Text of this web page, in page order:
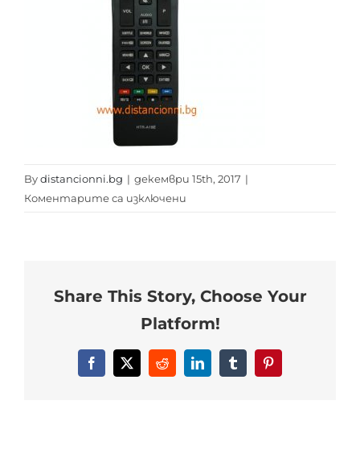
Bydistancionni.bg | декември 15th, 2017 |
Коментарите са изключени
distancionni.bg
Share This Story, Choose Your
Platform!
Facebook
X RedditLinkedInTumblrPinterest